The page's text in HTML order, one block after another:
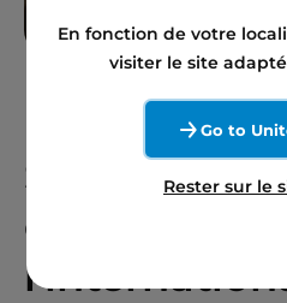
Suivre notre
en France et
En fonction de votre
visiter le site
Go to
Rester sur le